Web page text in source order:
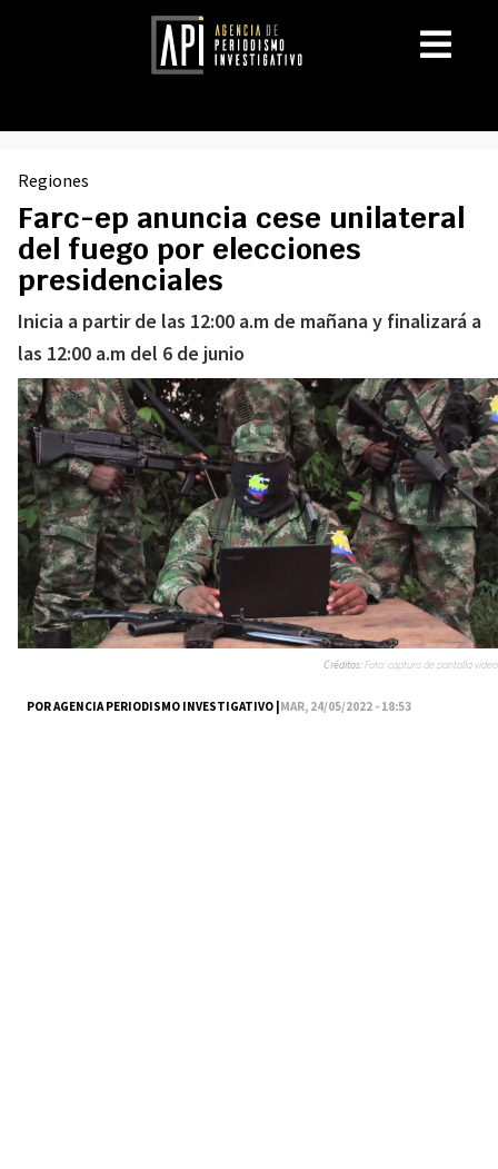
Regiones
Farc-ep anuncia cese unilateral
del fuego por elecciones
presidenciales
Inicia a partir de las 12:00 a.m de mañana y finalizará a
las 12:00 a.m del 6 de junio
POR AGENCIA PERIODISMO INVESTIGATIVO |MAR, 24/05/2022 - 18:53
Créditos:Foto: captura de pantalla video